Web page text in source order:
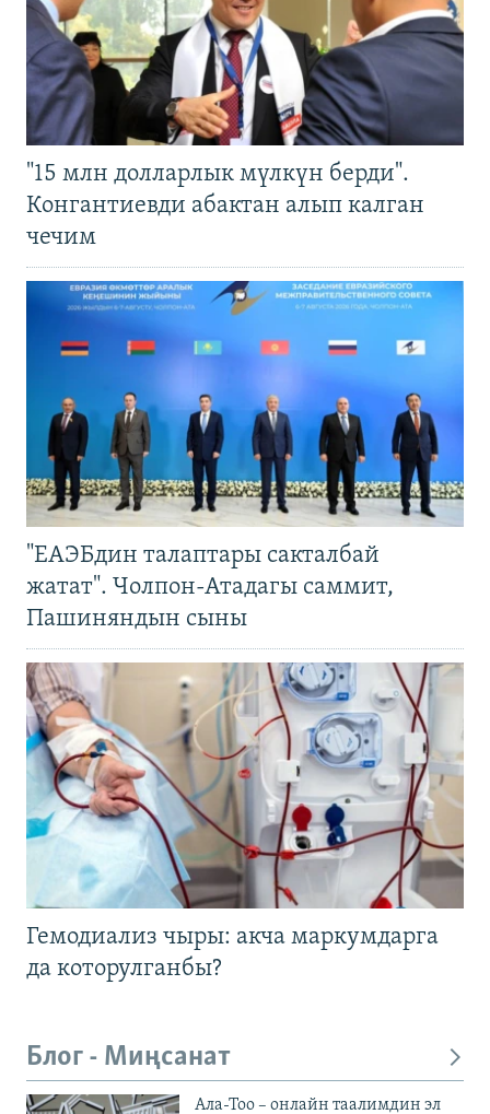
"15 млн долларлык мүлкүн берди".
Конгантиевди абактан алып калган
чечим
"ЕАЭБдин талаптары сакталбай
жатат". Чолпон-Атадагы саммит,
Пашиняндын сыны
Гемодиализ чыры: акча маркумдарга
да которулганбы?
Блог - Миңсанат
Ала-Тоо – онлайн таалимдин эл